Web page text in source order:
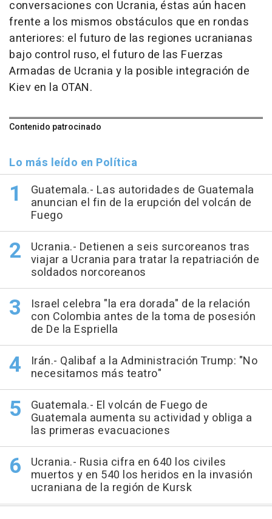
conversaciones con Ucrania, éstas aún hacen
frente a los mismos obstáculos que en rondas
anteriores: el futuro de las regiones ucranianas
bajo control ruso, el futuro de las Fuerzas
Armadas de Ucrania y la posible integración de
Kiev en la OTAN.
Contenido patrocinado
Lo más leído en Política
Guatemala.- Las autoridades de Guatemala
anuncian el fin de la erupción del volcán de
Fuego
Ucrania.- Detienen a seis surcoreanos tras
viajar a Ucrania para tratar la repatriación de
soldados norcoreanos
Israel celebra "la era dorada" de la relación
con Colombia antes de la toma de posesión
de De la Espriella
Irán.- Qalibaf a la Administración Trump: "No
necesitamos más teatro"
Guatemala.- El volcán de Fuego de
Guatemala aumenta su actividad y obliga a
las primeras evacuaciones
Ucrania.- Rusia cifra en 640 los civiles
muertos y en 540 los heridos en la invasión
ucraniana de la región de Kursk